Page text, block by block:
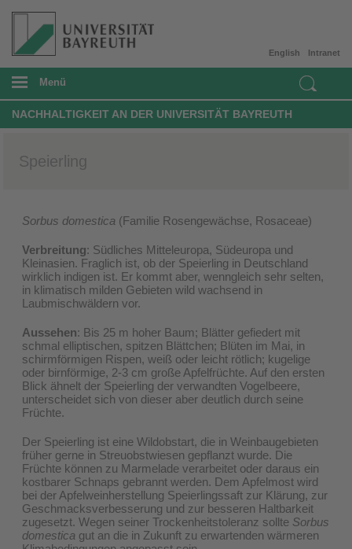
Intranet
English
Menü
NACHHALTIGKEIT AN DER UNIVERSITÄT BAYREUTH
Speierling
Sorbus domestica (Familie Rosengewächse, Rosaceae)
Verbreitung: Südliches Mitteleuropa, Südeuropa und
Kleinasien. Fraglich ist, ob der Speierling in Deutschland
wirklich indigen ist. Er kommt aber, wenngleich sehr selten,
in klimatisch milden Gebieten wild wachsend in
Laubmischwäldern vor.
Aussehen: Bis 25 m hoher Baum; Blätter gefiedert mit
schmal elliptischen, spitzen Blättchen; Blüten im Mai, in
schirmförmigen Rispen, weiß oder leicht rötlich; kugelige
oder birnförmige, 2-3 cm große Apfelfrüchte. Auf den ersten
Blick ähnelt der Speierling der verwandten Vogelbeere,
unterscheidet sich von dieser aber deutlich durch seine
Früchte.
Der Speierling ist eine Wildobstart, die in Weinbaugebieten
früher gerne in Streuobstwiesen gepflanzt wurde. Die
Früchte können zu Marmelade verarbeitet oder daraus ein
kostbarer Schnaps gebrannt werden. Dem Apfelmost wird
bei der Apfelweinherstellung Speierlingssaft zur Klärung, zur
Geschmacksverbesserung und zur besseren Haltbarkeit
zugesetzt. Wegen seiner Trockenheitstoleranz sollte Sorbus
domestica gut an die in Zukunft zu erwartenden wärmeren